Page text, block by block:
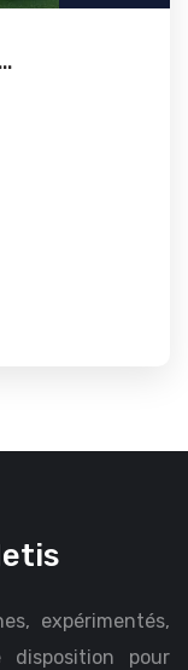
expérimentés,
pour